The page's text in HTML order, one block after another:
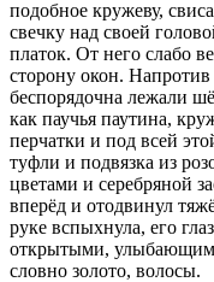
подобное кружеву,
свечку над своей
платок. От него слабо
сторону окон.
беспорядочна лежали
как паучья паутина,
перчатки и под всей
туфли и подвязка из
цветами и серебряной
вперёд и отодвинул
руке вспыхнула, его
открытыми,
словно золото, волосы.